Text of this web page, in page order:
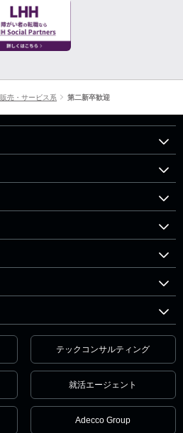
販売・サービス系 第二新卒歓迎
テックコンサルティング
就活エージェント
Adecco Group